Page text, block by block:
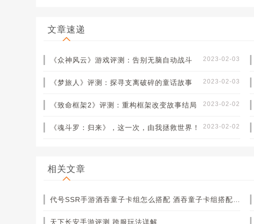
文章速递
《众神风云》游戏评测：告别无脑自动战斗 2023-02-03
《梦旅人》评测：探寻支离破碎的童话故事 2023-02-03
《致命框架2》评测：重构框架改变故事结局 2023-02-02
《魂斗罗：归来》，这一次，由我拯救世界！ 2023-02-02
相关文章
天下长安手游评测 跨服玩法详解